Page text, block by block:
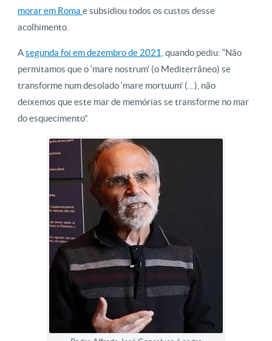
morar em Roma e subsidiou todos os custos desse
acolhimento.
Asegunda foi em dezembro de 2021, quando pediu: “Não
permitamos que o ‘mare nostrum’ (o Mediterrâneo) se
transforme num desolado ‘mare mortuum’ (…), não
deixemos que este mar de memórias se transforme no mar
do esquecimento”.